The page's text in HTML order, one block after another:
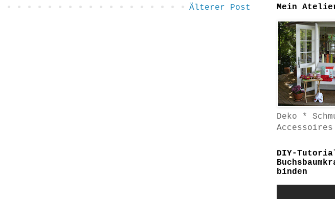
Älterer Post Mein
Deko *
Accessoires
DIY-
binden